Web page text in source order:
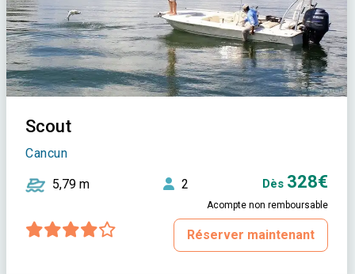
Scout
Cancun
5,79 m 2 Dès 328€
Acompte non remboursable
Réserver maintenant